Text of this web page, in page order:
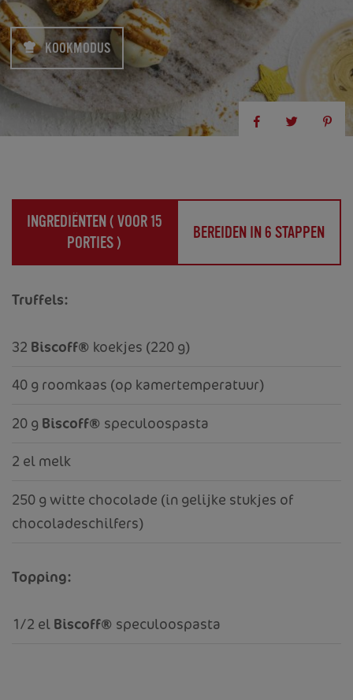
KOOKMODUS
INGREDIËNTEN ( VOOR 15
PORTIES )
BEREIDEN IN 6 STAPPEN
Truffels:
32 Biscoff® koekjes (220 g)
40 g roomkaas (op kamertemperatuur)
20 g Biscoff® speculoospasta
2 el melk
250 g witte chocolade (in gelijke stukjes of
chocoladeschilfers)
Topping:
1/2 el Biscoff® speculoospasta